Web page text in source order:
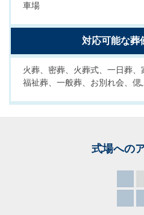
車場
対応可能な葬
火葬、密葬、火葬式、一日葬、
福祉葬、一般葬、お別れ会、偲
式場への